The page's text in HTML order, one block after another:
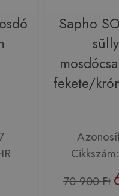
Sapho
fekete/
70 900 Ft